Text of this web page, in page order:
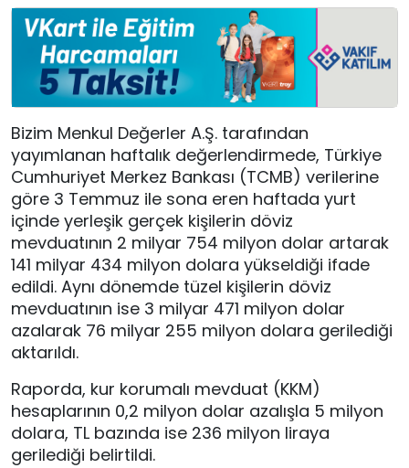
Bizim Menkul Değerler A.Ş. tarafından
yayımlanan haftalık değerlendirmede, Türkiye
Cumhuriyet Merkez Bankası (TCMB) verilerine
göre 3 Temmuz ile sona eren haftada yurt
içinde yerleşik gerçek kişilerin döviz
mevduatının 2 milyar 754 milyon dolar artarak
141 milyar 434 milyon dolara yükseldiği ifade
edildi. Aynı dönemde tüzel kişilerin döviz
mevduatının ise 3 milyar 471 milyon dolar
azalarak 76 milyar 255 milyon dolara gerilediği
aktarıldı.
Raporda, kur korumalı mevduat (KKM)
hesaplarının 0,2 milyon dolar azalışla 5 milyon
dolara, TL bazında ise 236 milyon liraya
gerilediği belirtildi.